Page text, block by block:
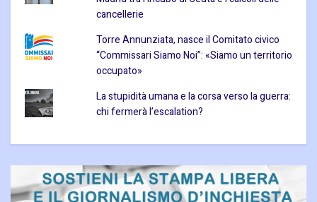
cancellerie
Torre Annunziata, nasce il Comitato civico
“Commissari Siamo Noi”: «Siamo un territorio
occupato»
La stupidità umana e la corsa verso la guerra:
chi fermerà l’escalation?